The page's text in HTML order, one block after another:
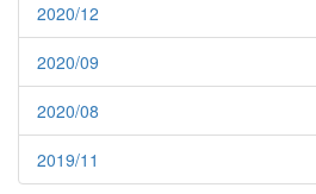
2020/12
2020/09
2020/08
2019/11